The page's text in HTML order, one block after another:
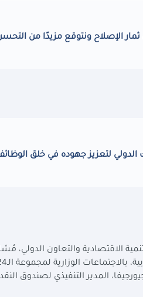
الإصلاح ونتوقع مزيدًا من
لتعزيز جهوده في خلق الوظائف
الاقتصادية والتعاون الدولي،
المدير التنفيذي لصندوق